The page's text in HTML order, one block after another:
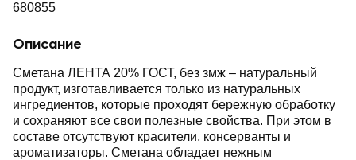
680855
Описание
Сметана ЛЕНТА 20% ГОСТ, без змж – натуральный
продукт, изготавливается только из натуральных
ингредиентов, которые проходят бережную обработку
и сохраняют все свои полезные свойства. При этом в
составе отсутствуют красители, консерванты и
ароматизаторы. Сметана обладает нежным